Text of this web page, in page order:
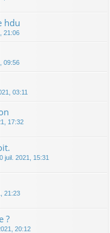
hdu
21:06
09:56
03:11
17:32
juil. 2021, 15:31
21:23
?
20:12